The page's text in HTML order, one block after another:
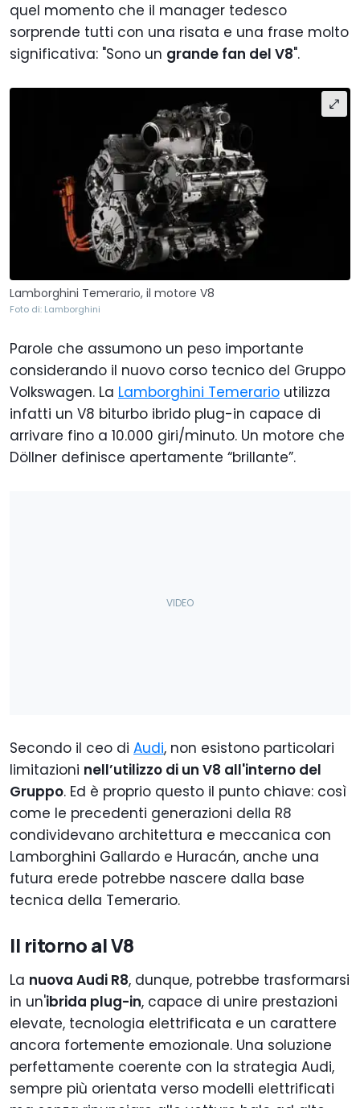
quel momento che il manager tedesco
sorprende tutti con una risata e una frase molto
significativa: "Sono un grande fan del V8".
Lamborghini Temerario, il motore V8
Foto di: Lamborghini
Parole che assumono un peso importante
considerando il nuovo corso tecnico del Gruppo
Volkswagen. La Lamborghini Temerario utilizza
infatti un V8 biturbo ibrido plug-in capace di
arrivare fino a 10.000 giri/minuto. Un motore che
Döllner definisce apertamente “brillante”.
Secondo il ceo di Audi, non esistono particolari
limitazioni nell’utilizzo di un V8 all'interno del
Gruppo. Ed è proprio questo il punto chiave: così
come le precedenti generazioni della R8
condividevano architettura e meccanica con
Lamborghini Gallardo e Huracán, anche una
futura erede potrebbe nascere dalla base
tecnica della Temerario.
Il ritorno al V8
La nuova Audi R8, dunque, potrebbe trasformarsi
in un'ibrida plug-in, capace di unire prestazioni
elevate, tecnologia elettrificata e un carattere
ancora fortemente emozionale. Una soluzione
perfettamente coerente con la strategia Audi,
sempre più orientata verso modelli elettrificati